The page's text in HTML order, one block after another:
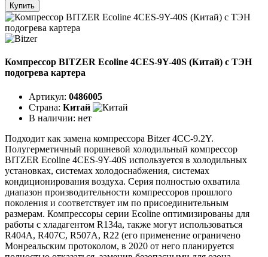
Купить
Компрессор BITZER Ecoline 4CES-9Y-40S (Китай) с ТЭН
подогрева картера
Артикул: 0486005
Страна: Китай
В наличии: нет
Подходит как замена компрессора Bitzer 4CC-9.2Y.
Полугерметичный поршневой холодильный компрессор
BITZER Ecoline 4CES-9Y-40S используется в холодильных
установках, системах холодоснабжения, системах
кондиционирования воздуха. Серия полностью охватила
диапазон производительности компрессоров прошлого
поколения и соответствует им по присоединительным
размерам. Компрессоры серии Ecoline оптимизированы для
работы с хладагентом R134a, также могут использоваться
R404A, R407C, R507A, R22 (его применение ограничено
Монреальским протоколом, в 2020 от него планируется